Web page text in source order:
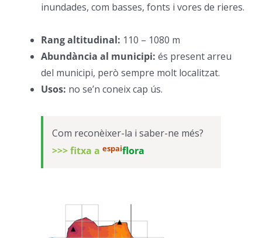
inundades, com basses, fonts i vores de rieres.
Rang altitudinal: 110 – 1080 m
Abundància al municipi: és present arreu
del municipi, però sempre molt localitzat.
Usos: no se’n coneix cap ús.
Com reconèixer-la i saber-ne més?
>>> fitxa a espaiflora